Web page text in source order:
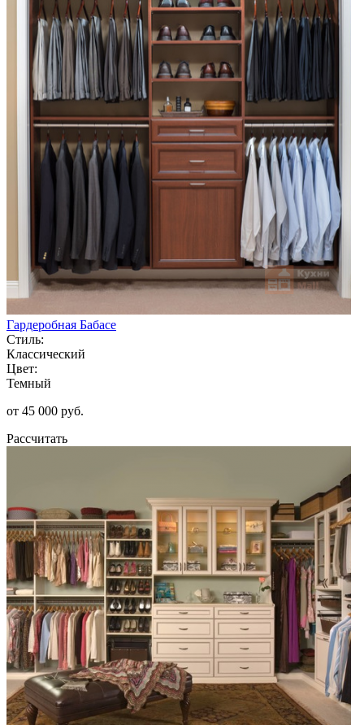
Гардеробная Бабасе
Стиль:
Классический
Цвет:
Темный
от 45 000 руб.
Рассчитать